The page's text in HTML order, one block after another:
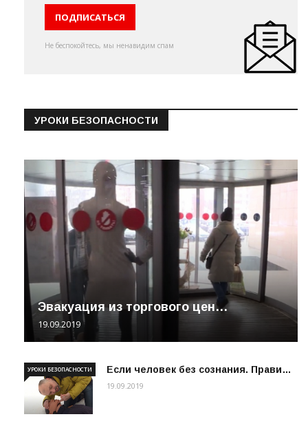
Не беспокойтесь, мы ненавидим спам
УРОКИ БЕЗОПАСНОСТИ
Эвакуация из торгового цен…
19.09.2019
Если человек без сознания. Прави…
УРОКИ БЕЗОПАСНОСТИ
19.09.2019